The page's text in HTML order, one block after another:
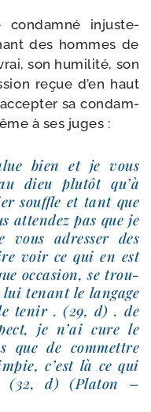
condam­né injus­te­
des hommes de
son humi­li­té, son
reçue d’en haut
sa condam­
à ses juges :
bien et je vous
dieu plu­tôt qu’à
souffle et tant que
atten­dez pas que je
vous adres­ser des
voir ce qui en est
occa­sion, se trou­
tenant le lan­gage
tenir . (29, d) . de
je n’ai cure le
que de com­mettre
c’est là ce qui
(32, d) (Platon –